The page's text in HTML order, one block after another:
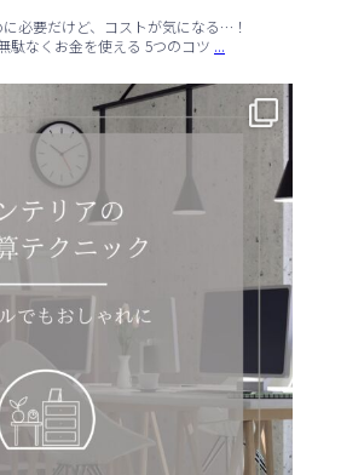
必要だけど、コストが気になる…！
駄なくお金を使える 5つのコツ ...
！インテリアの引き算テクニック ✨
...